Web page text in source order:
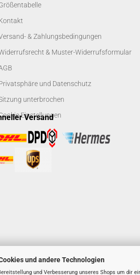
und andere Technologien
und Verbesserung unseres Shops um dir
& Zahlungsbedingungen
& Muster-Widerrufsformular
und Datenschutz
unterbrochen
Einstellungen
Versand